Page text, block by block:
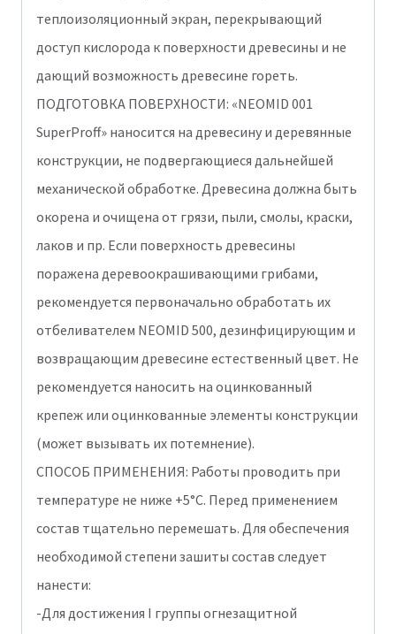
теплоизоляционный экран, перекрывающий
доступ кислорода к поверхности древесины и не
дающий возможность древесине гореть.
ПОДГОТОВКА ПОВЕРХНОСТИ: «NEOMID 001
SuperProff» наносится на древесину и деревянные
конструкции, не подвергающиеся дальнейшей
механической обработке. Древесина должна быть
окорена и очищена от грязи, пыли, смолы, краски,
лаков и пр. Если поверхность древесины
поражена деревоокрашивающими грибами,
рекомендуется первоначально обработать их
отбеливателем NEOMID 500, дезинфицирующим и
возвращающим древесине естественный цвет. Не
рекомендуется наносить на оцинкованный
крепеж или оцинкованные элементы конструкции
(может вызывать их потемнение).
СПОСОБ ПРИМЕНЕНИЯ: Работы проводить при
температуре не ниже +5°С. Перед применением
состав тщательно перемешать. Для обеспечения
необходимой степени зашиты состав следует
нанести:
-Для достижения I группы огнезащитной